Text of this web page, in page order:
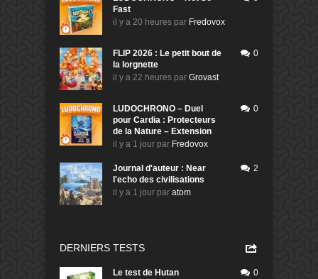
Fast
il y a 20 heures par Fredovox
FLIP 2026 : Le petit bout de
la lorgnette
il y a 22 heures par Grovast
0
LUDOCHRONO – Duel
pour Cardia : Protecteurs
de la Nature – Extension
il y a 1 jour par Fredovox
0
Journal d'auteur : Near
l'echo des civilisations
il y a 1 jour par atom
2
DERNIERS TESTS
Le test de Hutan
0